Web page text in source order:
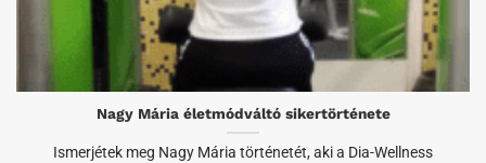
Nagy Mária életmódváltó sikertörténete
Ismerjétek meg Nagy Mária történetét, aki a Dia-Wellness